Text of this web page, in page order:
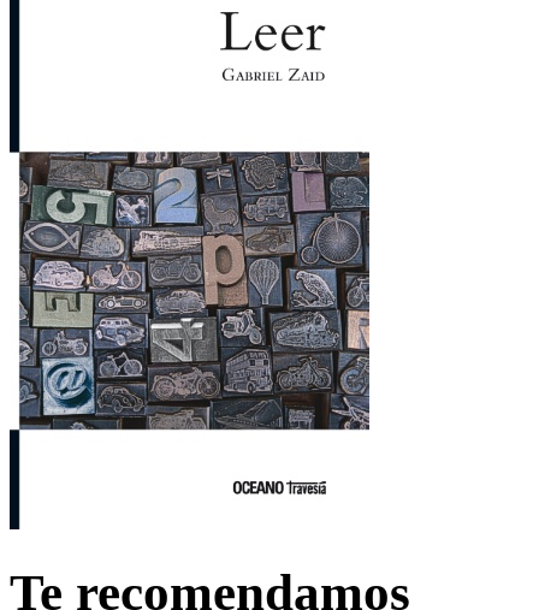
Te recomendamos